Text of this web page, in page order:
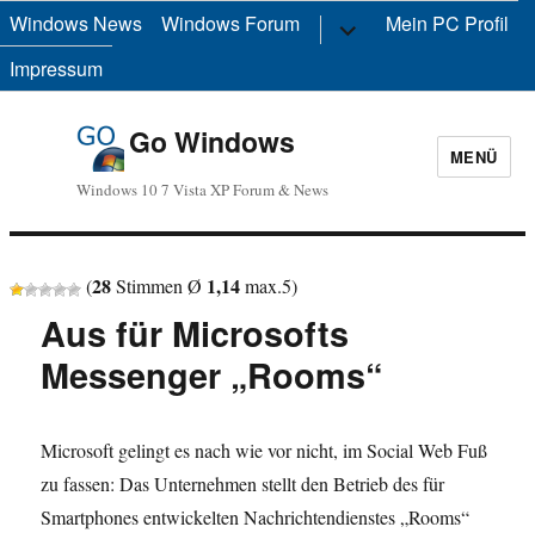
Windows News Windows Forum Untermenü
anzeigen
Mein PC Profil
Impressum
Go Windows
Windows 10 7 Vista XP Forum & News
MENÜ
(28Stimmen Ø 1,14max.5)
Aus für Microsofts
Messenger „Rooms“
Microsoft gelingt es nach wie vor nicht, im Social Web Fuß
zu fassen: Das Unternehmen stellt den Betrieb des für
Smartphones entwickelten Nachrichtendienstes „Rooms“